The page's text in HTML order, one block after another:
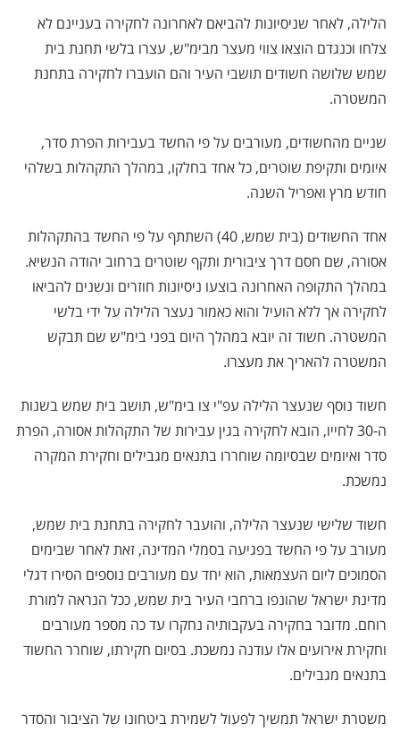
הלילה, לאחר שניסיונות להביאם לאחרונה לחקירה בעניינם לא
צלחו וכנגדם הוצאו צווי מעצר מבימ"ש, עצרו בלשי תחנת בית
שמש שלושה חשודים תושבי העיר והם הועברו לחקירה בתחנת
המשטרה.
שניים מהחשודים, מעורבים על פי החשד בעבירות הפרת סדר,
איומים ותקיפת שוטרים, כל אחד בחלקו, במהלך התקהלות בשלהי
חודש מרץ ואפריל השנה.
אחד החשודים (בית שמש, 40) השתתף על פי החשד בהתקהלות
אסורה, שם חסם דרך ציבורית ותקף שוטרים ברחוב יהודה הנשיא.
במהלך התקופה האחרונה בוצעו ניסיונות חוזרים ונשנים להביאו
לחקירה אך ללא הועיל והוא כאמור נעצר הלילה על ידי בלשי
המשטרה. חשוד זה יובא במהלך היום בפני בימ"ש שם תבקש
המשטרה להאריך את מעצרו.
חשוד נוסף שנעצר הלילה עפ"י צו בימ"ש, תושב בית שמש בשנות
ה-30 לחייו, הובא לחקירה בגין עבירות של התקהלות אסורה, הפרת
סדר ואיומים שבסיומה שוחררו בתנאים מגבילים וחקירת המקרה
נמשכת.
חשוד שלישי שנעצר הלילה, והועבר לחקירה בתחנת בית שמש,
מעורב על פי החשד בפגיעה בסמלי המדינה, זאת לאחר שבימים
הסמוכים ליום העצמאות, הוא יחד עם מעורבים נוספים הסירו דגלי
מדינת ישראל שהונפו ברחבי העיר בית שמש, ככל הנראה למורת
רוחם. מדובר בחקירה בעקבותיה נחקרו עד כה מספר מעורבים
וחקירת אירועים אלו עודנה נמשכת. בסיום חקירתו, שוחרר החשוד
בתנאים מגבילים.
משטרת ישראל תמשיך לפעול לשמירת ביטחונו של הציבור והסדר